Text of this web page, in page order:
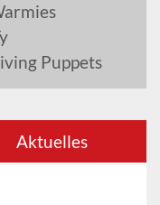
Puppets
Aktuelles